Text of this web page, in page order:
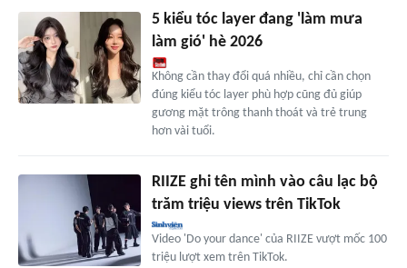
5 kiểu tóc layer đang 'làm mưa
làm gió' hè 2026
Không cần thay đổi quá nhiều, chỉ cần chọn
đúng kiểu tóc layer phù hợp cũng đủ giúp
gương mặt trông thanh thoát và trẻ trung
hơn vài tuổi.
RIIZE ghi tên mình vào câu lạc bộ
trăm triệu views trên TikTok
Video 'Do your dance' của RIIZE vượt mốc 100
triệu lượt xem trên TikTok.